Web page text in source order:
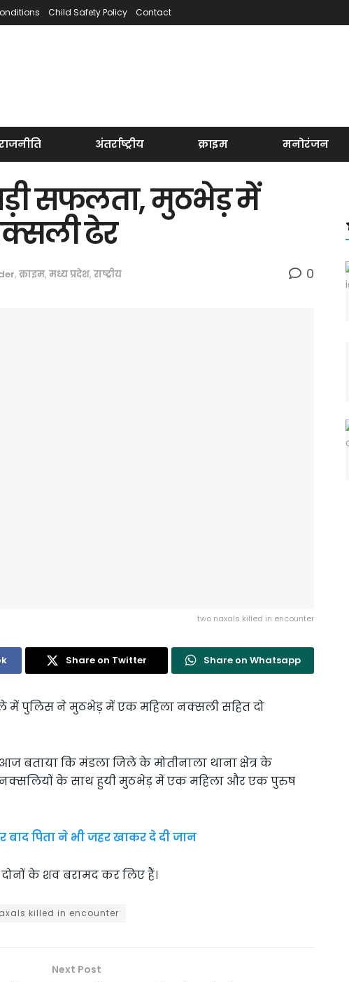
Child Safety Policy Contact
अंतर्राष्ट्रीय क्राइम मनोरंजन
सफलता, मुठभेड़ में
ढेर
, क्राइम, मध्य प्रदेश, राष्ट्रीय 0
two naxals killed in encounter
Share on Twitter Share on Whatsapp
पुलिस ने मुठभेड़ में एक महिला नक्सली सहित दो
बताया कि मंडला जिले के मोतीनाला थाना क्षेत्र के
के साथ हुयी मुठभेड़ में एक महिला और एक पुरुष
पिता ने भी जहर खाकर दे दी जान
के शव बरामद कर लिए हैं।
killed in encounter
Next Post